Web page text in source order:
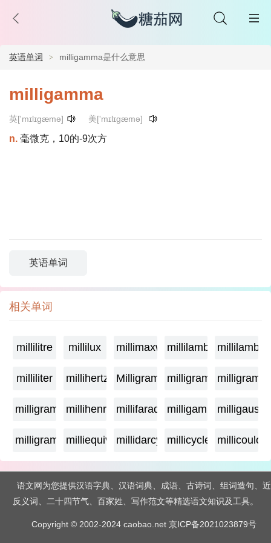
英语单词 milligamma是什么意思
milligamma
英['mɪlɪgæmə] 美['mɪlɪgæmə]
n. 毫微克，10的-9次方
英语单词
相关单词
millilitre millilux millimaxwellmillilambda
milliliter millihertz Milligramagemilligrame
milligrammemillihenry millifarad milligammamilligauss
milligram milliequivalentmillidarcy millicycle
语文网为您提供汉语字典、汉语词典、成语、古诗词、组词造句、近
反义词、二十四节气、百家姓、写作范文等精选语文知识及工具。
Copyright © 2002-2024 caobao.net 京ICP备2021023879号